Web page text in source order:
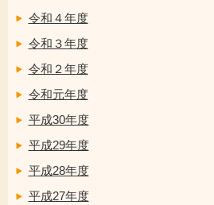
令和４年度
令和３年度
令和２年度
令和元年度
平成30年度
平成29年度
平成28年度
平成27年度